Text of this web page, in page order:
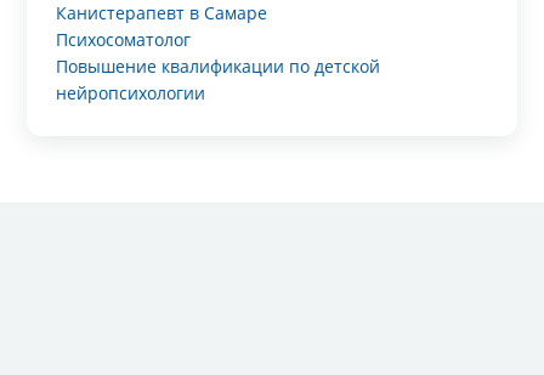
Канистерапевт в Самаре
Психосоматолог
Повышение квалификации по детской
нейропсихологии